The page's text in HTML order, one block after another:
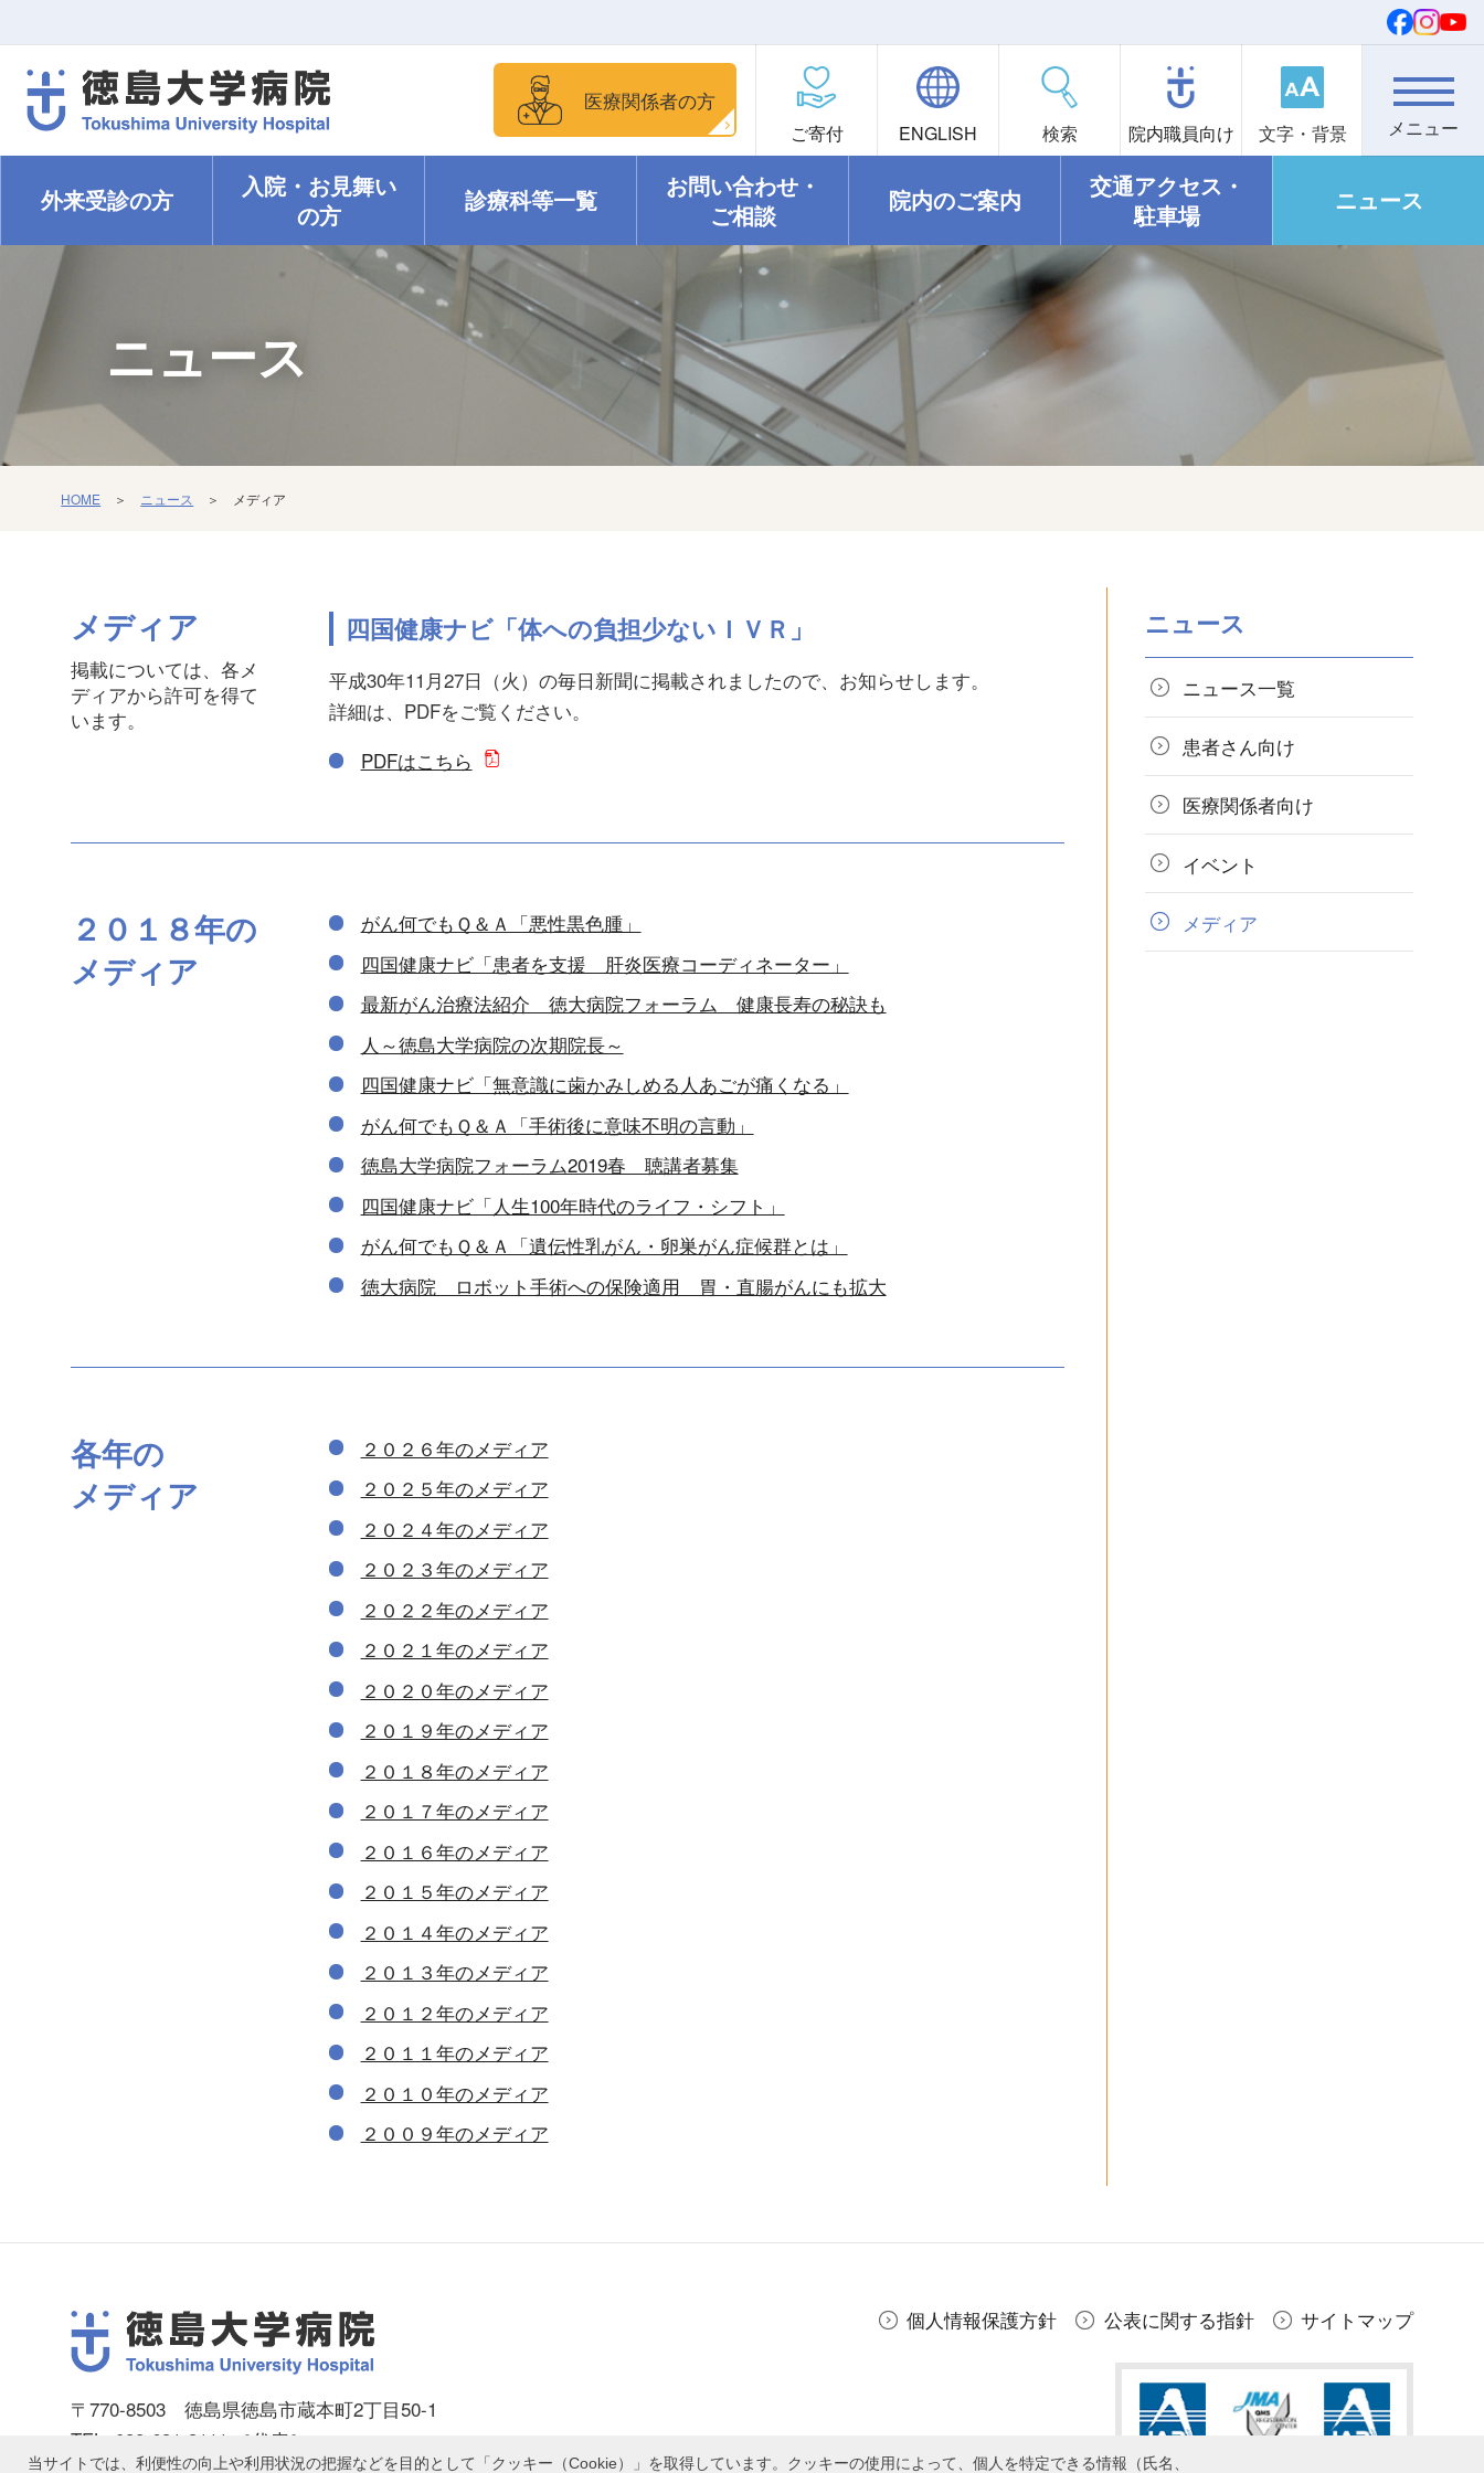
当サイトでは、利便性の向上や利用状況の把握などを目的として「クッキー（Cookie）」を取得しています。クッキーの使用によって、個人を特定できる情報（氏名、
医療関係者の方
ご寄付 ENGLISH 検索 院内職員向け 文字・背景
外来受診の方 入院・ お見舞い
の方
診療科等一覧
お問い合わせ・
ご相談
院内のご案内
交通アクセス・
駐車場
ニュース
ニュース
HOME ＞ ニュース ＞ メディア
メディア
掲載については、各メ
ディアから許可を得て
います。
四国健康ナビ「体への負担少ないＩＶＲ」
平成30年11月27日（火）の毎日新聞に掲載されましたので、お知らせします。
詳細は、PDFをご覧ください。
PDFはこちら
２０１８年の
メディア
がん何でもＱ＆Ａ「悪性黒色腫」
四国健康ナビ「患者を支援 肝炎医療コーディネーター」
最新がん治療法紹介 徳大病院フォーラム 健康長寿の秘訣も
人～徳島大学病院の次期院長～
四国健康ナビ「無意識に歯かみしめる人あごが痛くなる」
がん何でもＱ＆Ａ「手術後に意味不明の言動」
徳島大学病院フォーラム2019春 聴講者募集
四国健康ナビ「人生100年時代のライフ・シフト」
がん何でもＱ＆Ａ「遺伝性乳がん・卵巣がん症候群とは」
徳大病院 ロボット手術への保険適用 胃・直腸がんにも拡大
各年の
メディア
２０２６年のメディア
２０２５年のメディア
２０２４年のメディア
２０２３年のメディア
２０２２年のメディア
２０２１年のメディア
２０２０年のメディア
２０１９年のメディア
２０１８年のメディア
２０１７年のメディア
２０１６年のメディア
２０１５年のメディア
２０１４年のメディア
２０１３年のメディア
２０１２年のメディア
２０１１年のメディア
２０１０年のメディア
２００９年のメディア
ニュース
ニュース一覧
患者さん向け
医療関係者向け
イベント
メディア
〒770-8503 徳島県徳島市蔵本町2丁目50-1
TEL: 088-631-3111 ［代表］
個人情報保護方針 公表に関する指針 サイトマップ